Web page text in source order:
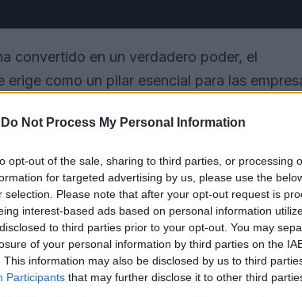
Do Not Process My Personal Information
opt-out of the sale, sharing to third parties, or processing
for targeted advertising by us, please use the
selection. Please note that after your opt-out request is
interest-based ads based on personal information
to third parties prior to your opt-out. You may
of your personal information by third parties on the
This information may also be disclosed by us to third
Participants that may further disclose it to other third
convertido en un verdadero poder, el
erige como un pilar esencial para las
vez más competitivo. ¿Te has preguntado
pueden transformar tu negocio? En mi
que estas estrategias no solo optimizan el
laexperiencia del clientedurante su
las tendencias emergentes en el marketing
lograr resultados medibles.